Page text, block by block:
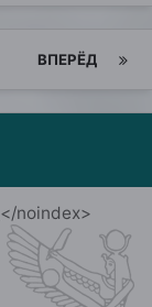
ВПЕРЁД
</noindex>